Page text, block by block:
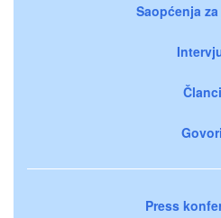
Saopćenja
Članci
Govori
Press